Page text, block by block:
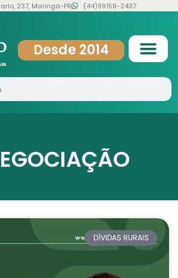
237, Maringá-PR (44)99158-2437
Desde 2014
DÍVIDAS RURAIS